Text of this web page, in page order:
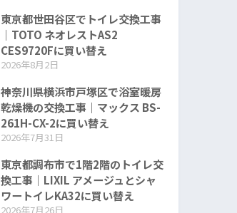
東京都世田谷区でトイレ交換工事
｜TOTO ネオレストAS2
CES9720Fに買い替え
2026年8月2日
神奈川県横浜市戸塚区で浴室暖房
乾燥機の交換工事｜マックス BS-
261H-CX-2に買い替え
2026年7月31日
東京都調布市で1階2階のトイレ交
換工事｜LIXIL アメージュとシャ
ワートイレKA32に買い替え
2026年7月26日